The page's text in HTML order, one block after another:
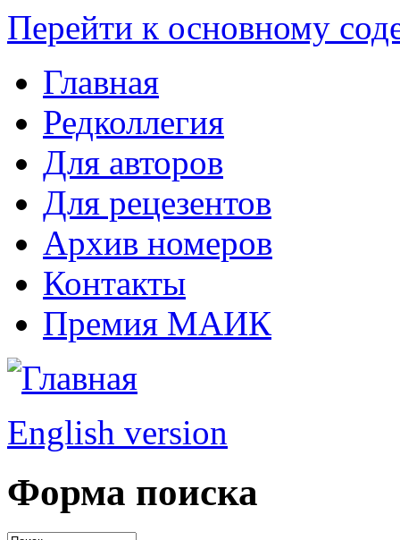
Перейти к основному
Главная
Редколлегия
Для авторов
Для рецезентов
Архив номеров
Контакты
Премия МАИК
English version
Форма поиска